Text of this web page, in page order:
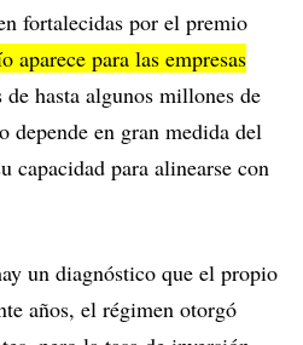
fortalecidas por el premio
aparece para las empresas
de hasta algunos millones de
depende en gran medida del
capacidad para alinearse con
un diagnóstico que el propio
años, el régimen otorgó